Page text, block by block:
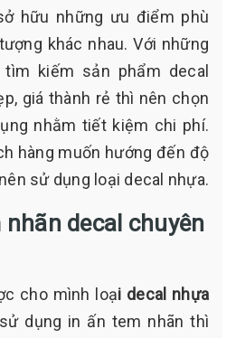
hữu những ưu điểm phù
khác nhau. Với những
tìm kiếm sản phẩm decal
giá thành rẻ thì nên chọn
nhằm tiết kiệm chi phí.
hàng muốn hướng đến độ
sử dụng loại decal nhựa.
decal chuyên
cho mình loại decal nhựa
dụng in ấn tem nhãn thì